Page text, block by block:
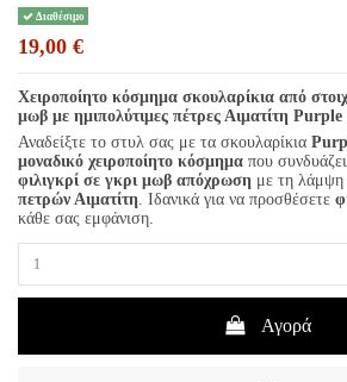
Διαθέσιμο
19,00 €
Χειροποίητο κόσμημα σκουλαρίκια από
μωβ με ημιπολύτιμες πέτρες Αιματίτη Purple
Αναδείξτε το στυλ σας με τα σκουλαρίκια
μοναδικό χειροποίητο κόσμημα που
φιλιγκρί σε γκρι μωβ απόχρωση με τη λάμψη
πετρών Αιματίτη. Ιδανικά για να προσθέσετε
κάθε σας εμφάνιση.
Αγορά